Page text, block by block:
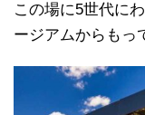
この場に5世代に
ージアムからもっ